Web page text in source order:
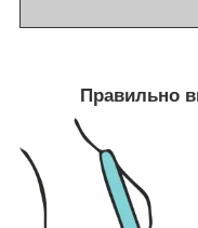
Правильно